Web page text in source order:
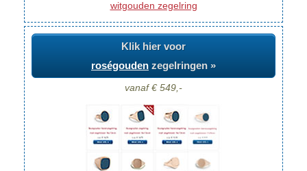
witgouden zegelring
Klik hier voor
roségouden zegelringen »
vanaf € 549,-